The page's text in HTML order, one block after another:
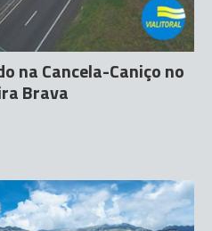
na Cancela-Caniço no
Brava